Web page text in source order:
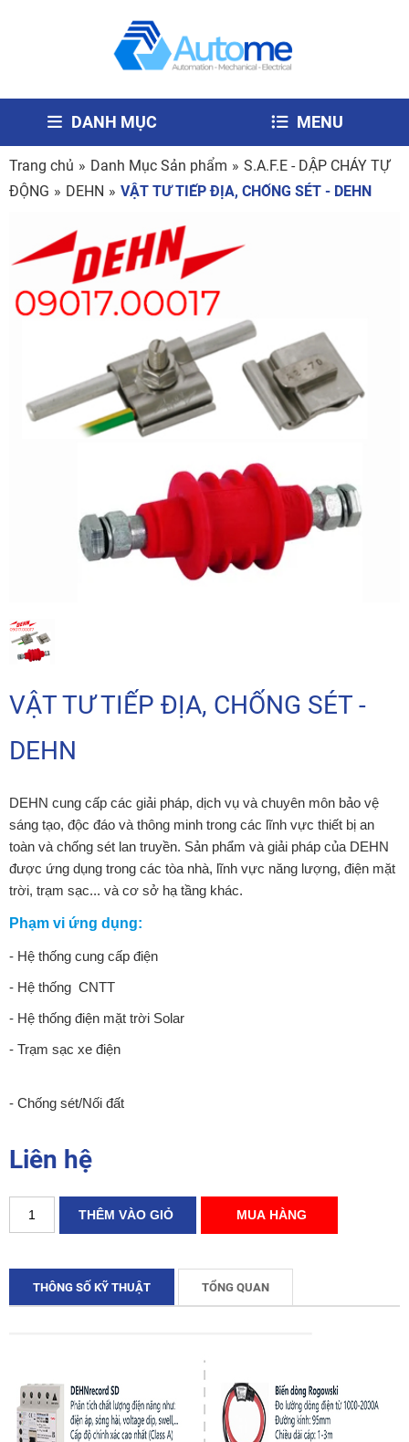
DANH MỤC MENU
Trang chủ » Danh Mục Sản phẩm » S.A.F.E - DẬP CHÁY TỰ
ĐỘNG » DEHN » VẬT TƯ TIẾP ĐỊA, CHỐNG SÉT - DEHN
VẬT TƯ TIẾP ĐỊA, CHỐNG SÉT -
DEHN
DEHN cung cấp các giải pháp, dịch vụ và chuyên môn bảo vệ
sáng tạo, độc đáo và thông minh trong các lĩnh vực thiết bị an
toàn và chống sét lan truyền. Sản phẩm và giải pháp của DEHN
được ứng dụng trong các tòa nhà, lĩnh vực năng lượng, điện mặt
trời, trạm sạc... và cơ sở hạ tầng khác.
Phạm vi ứng dụng:
- Hệ thống cung cấp điện
- Hệ thống CNTT
- Hệ thống điện mặt trời Solar
- Trạm sạc xe điện
- Chống sét/Nối đất
Liên hệ
THÔNG SỐ KỸ THUẬT TỔNG QUAN